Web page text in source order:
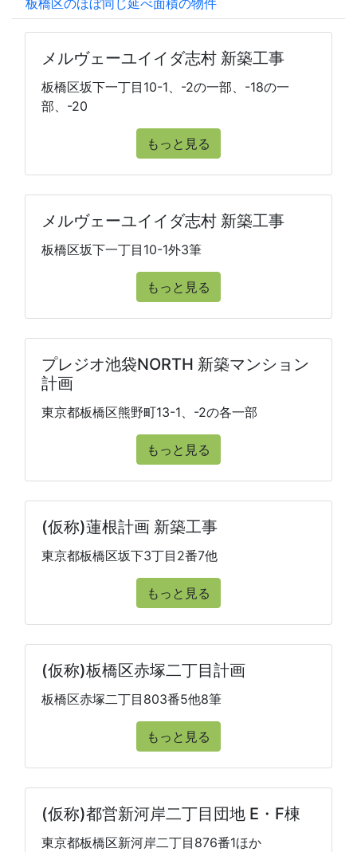
板橋区のほぼ同じ延べ面積の物件
メルヴェーユイイダ志村 新築工事
板橋区坂下一丁目10-1、-2の一部、-18の一
部、-20
もっと見る
メルヴェーユイイダ志村 新築工事
板橋区坂下一丁目10-1外3筆
もっと見る
プレジオ池袋NORTH 新築マンション
計画
東京都板橋区熊野町13-1、-2の各一部
もっと見る
(仮称)蓮根計画 新築工事
東京都板橋区坂下3丁目2番7他
もっと見る
(仮称)板橋区赤塚二丁目計画
板橋区赤塚二丁目803番5他8筆
もっと見る
(仮称)都営新河岸二丁目団地 E・F棟
東京都板橋区新河岸二丁目876番1ほか